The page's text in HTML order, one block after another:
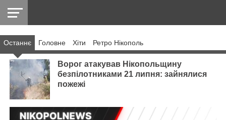
НІКОПОЛЬ
РАЙОН
СІЧЕСЛАВСЬКА
УКРАЇНА
РЕТРО
НІКОПОЛЬ
ЛАЙТ
УКРАЇНА
ДОПОМОГА
Останнє Головнe Хіти Ретро Нікополь
Ворог атакував Нікопольщину
безпілотниками 21 липня: зайнялися
пожежі